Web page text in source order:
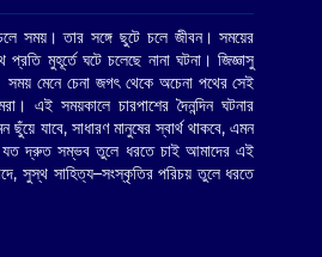
সময়। তার সঙ্গে ছুটে চলে জীবন। সময়ের
মুহূর্তে ঘটে চলেছে নানা ঘটনা। জিজ্ঞাসু
মেনে চেনা জগৎ থেকে অচেনা পথের সেই
এই সময়কালে চারপাশের দৈনন্দিন ঘটনার
ছুঁয়ে যাবে, সাধারণ মানুষের স্বার্থ থাকবে, এমন
যত দ্রুত সম্ভব তুলে ধরতে চাই আমাদের এই
সুস্থ সাহিত্য–সংস্কৃতির পরিচয় তুলে ধরতে